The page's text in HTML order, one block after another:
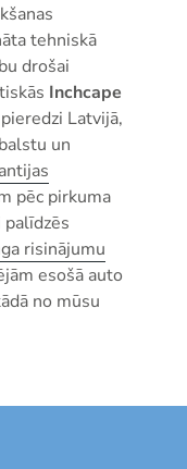
tehniskā
drošai
Inchcape
Latvijā,
un
pēc pirkuma
risinājumu
esošā auto
no mūsu